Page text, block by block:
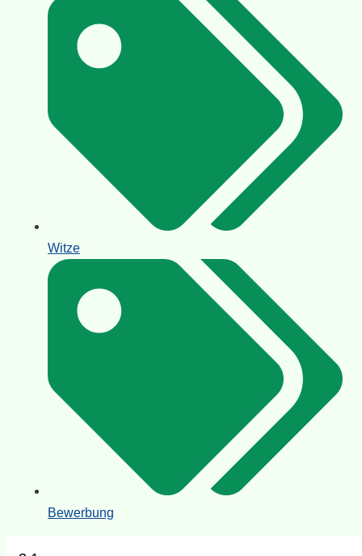
Witze
Bewerbung